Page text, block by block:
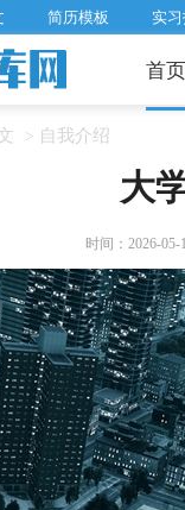
简历模板 实
首页
> 自我介绍
大
时间：2026-05-